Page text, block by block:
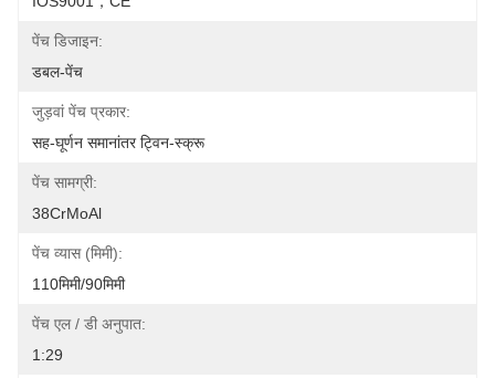
पेंच डिजाइन:
डबल-पेंच
जुड़वां पेंच प्रकार:
सह-घूर्णन समानांतर ट्विन-स्क्रू
पेंच सामग्री:
38CrMoAl
पेंच व्यास (मिमी):
110मिमी/90मिमी
पेंच एल / डी अनुपात:
1:29